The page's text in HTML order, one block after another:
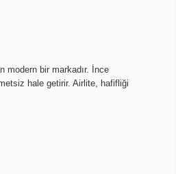
modern bir markadır. İnce
hale getirir. Airlite, hafifliği